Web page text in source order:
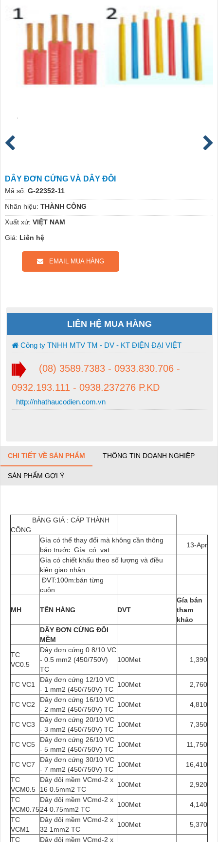
DÂY ĐƠN CỨNG VÀ DÂY ĐÔI
Mã số: G-22352-11
Nhãn hiệu: THÀNH CÔNG
Xuất xứ: VIỆT NAM
Giá: Liên hệ
EMAIL MUA HÀNG
LIÊN HỆ MUA HÀNG
Công ty TNHH MTV TM - DV - KT ĐIỆN ĐẠI VIỆT
(08) 3589.7383 - 0933.830.706 -
0932.193.111 - 0938.237276 P.KD
http://nhathaucodien.com.vn
CHI TIẾT VỀ SẢN PHẨM THÔNG TIN DOANH NGHIỆP
SẢN PHẨM GỢI Ý
BẢNG GIÁ : CÁP THÀNH
CÔNG
Gía có thể thay đổi mà không cần thông
báo trước. Gía có vat
13-Apr
Gía có chiết khấu theo số lượng và điều
kiện giao nhận
ĐVT:100m:bán từng
cuộn
MH TÊN HÀNG DVT
Gía bán
tham
khảo
DÂY ĐƠN CỨNG ĐÔI
MỀM
TC
VC0.5
Dây đơn cứng 0.8/10 VC
- 0.5 mm2 (450/750V)
TC
100Met 1,390
TC VC1
Dây đơn cứng 12/10 VC
- 1 mm2 (450/750V) TC
100Met 2,760
TC VC2
Dây đơn cứng 16/10 VC
- 2 mm2 (450/750V) TC
100Met 4,810
TC VC3
Dây đơn cứng 20/10 VC
- 3 mm2 (450/750V) TC
100Met 7,350
TC VC5
Dây đơn cứng 26/10 VC
- 5 mm2 (450/750V) TC
100Met 11,750
TC VC7
Dây đơn cứng 30/10 VC
- 7 mm2 (450/750V) TC
100Met
16,410
TC
VCM0.5
Dây đôi mềm VCmd-2 x
16 0.5mm2 TC
100Met
2,920
TC
VCM0.75
Dây đôi mềm VCmd-2 x
24 0.75mm2 TC
100Met
4,140
TC
VCM1
Dây đôi mềm VCmd-2 x
32 1mm2 TC
100Met
5,370
TC
Dây đôi mềm VCmd-2 x